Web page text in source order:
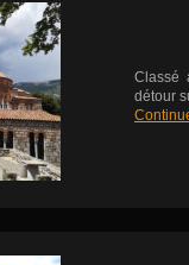
Classé
détour